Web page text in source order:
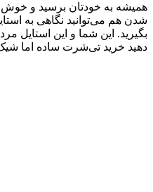
همیشه به خودتان برسید و خوش
شدن هم می‌توانید نگاهی به
بگیرید. این شما و این استایل
دهید خرید تی‌شرت ساده اما